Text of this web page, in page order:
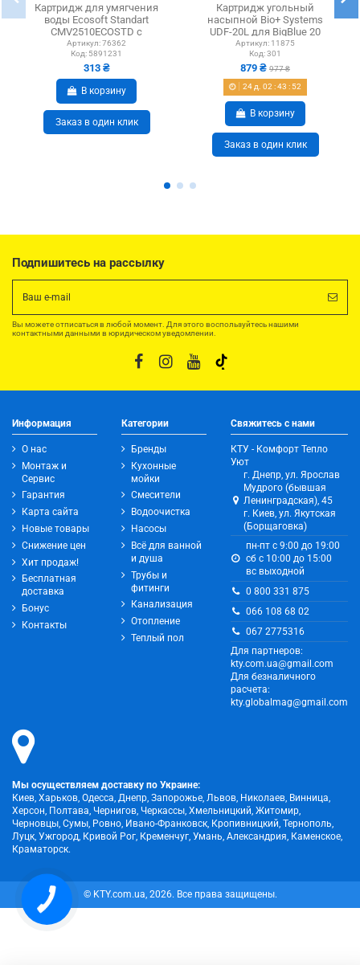
Картридж для умягчения
воды Ecosoft Standart
CMV2510ECOSTD с
ионообменной смолой
Артикул:76362
Код: 5891231
313 ₴
В корзину
Заказ в один клик
Картридж угольный
насыпной Bio+ Systems
UDF-20L для BigBlue 20
дюймов
Артикул: 11875
Код:301
879 ₴ 977 ₴
24д. 02:43 : 51
В корзину
Заказ в один клик
Подпишитесь на рассылку
Вы можете отписаться в любой момент. Для этого воспользуйтесь нашими
контактными данными в юридическом уведомлении.
Информация
О нас
Монтаж и
Сервис
Гарантия
Карта сайта
Новые товары
Снижение цен
Хит продаж!
Бесплатная
доставка
Бонус
Контакты
Категории
Бренды
Кухонные
мойки
Смесители
Водоочистка
Насосы
Всё для ванной
и душа
Трубы и
фитинги
Канализация
Отопление
Теплый пол
Свяжитесь с нами
КТУ - Комфорт Тепло
Уют
г. Днепр, ул. Ярослав
Мудрого (бывшая
Ленинградская), 45
г. Киев, ул. Якутская
(Борщаговка)
пн-пт с 9:00 до 19:00
сб с 10:00 до 15:00
вс выходной
0 800 331 875
066 108 68 02
067 2775316
Для партнеров:
kty.com.ua@gmail.com
Для безналичного
расчета:
kty.globalmag@gmail.com
Мы осуществляем доставку по Украине:
Киев, Харьков, Одесса, Днепр, Запорожье, Львов, Николаев, Винница,
Херсон, Полтава, Чернигов, Черкассы, Хмельницкий, Житомир,
Черновцы, Сумы, Ровно, Ивано-Франковск, Кропивницкий, Тернополь,
Луцк, Ужгород, Кривой Рог, Кременчуг, Умань, Александрия, Каменское,
Краматорск.
© KTY.com.ua, 2026. Все права защищены.